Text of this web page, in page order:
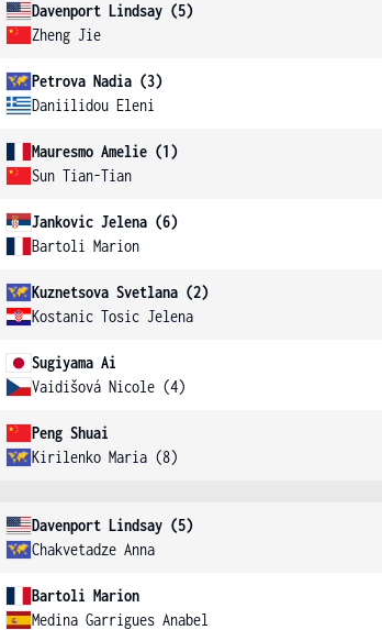
Davenport Lindsay (5)
Zheng Jie
Petrova Nadia (3)
Daniilidou Eleni
Mauresmo Amelie (1)
Sun Tian-Tian
Jankovic Jelena (6)
Bartoli Marion
Kuznetsova Svetlana (2)
Kostanic Tosic Jelena
Sugiyama Ai
Vaidišová Nicole (4)
Peng Shuai
Kirilenko Maria (8)
Davenport Lindsay (5)
Chakvetadze Anna
Bartoli Marion
Medina Garrigues Anabel